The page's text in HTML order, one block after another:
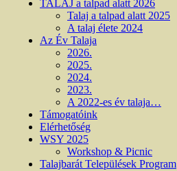
TALAJ a talpad alatt 2026
Talaj a talpad alatt 2025
A talaj élete 2024
Az Év Talaja
2026.
2025.
2024.
2023.
A 2022-es év talaja…
Támogatóink
Elérhetőség
WSY 2025
Workshop & Picnic
Talajbarát Települések Program